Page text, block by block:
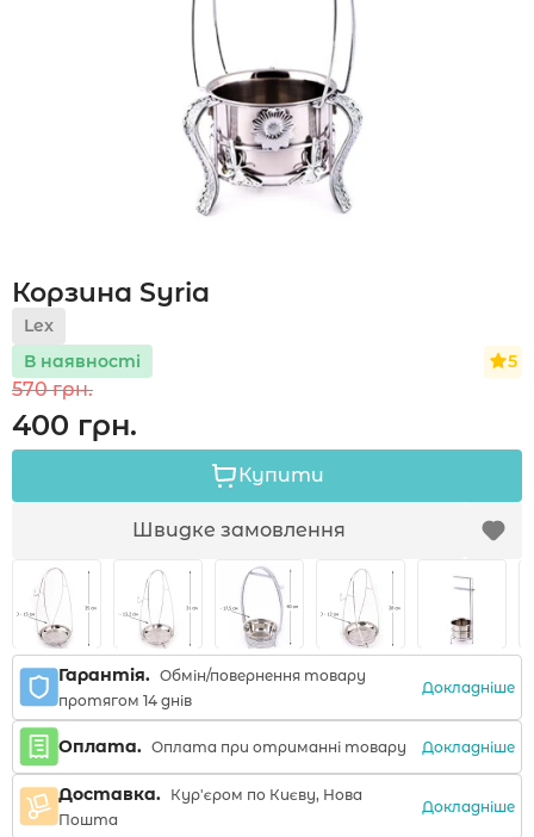
Корзина Syria
Lex
В наявності
5
570 грн.
400 грн.
Купити
Швидке замовлення
Гарантія. Обмін/повернення товару
протягом 14 днів
Докладніше
Оплата. Оплата при отриманні товару Докладніше
Доставка. Кур'єром по Києву, Нова
Пошта
Докладніше